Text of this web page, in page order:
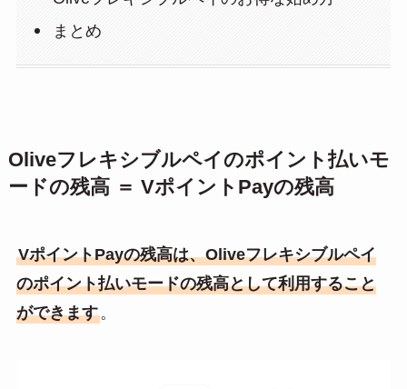
まとめ
Oliveフレキシブルペイのポイント払いモ
ードの残高 ＝ VポイントPayの残高
VポイントPayの残高は、Oliveフレキシブルペイ
のポイント払いモードの残高として利用すること
ができます。